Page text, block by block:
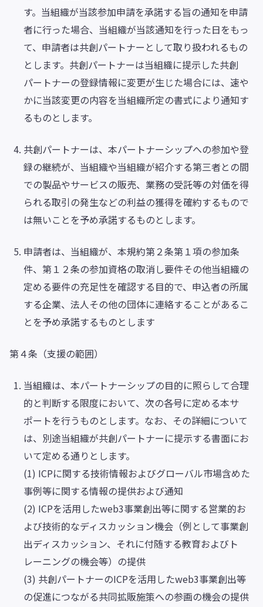
す。当組織が当該参加申請を承諾する旨の通知を申請
者に行った場合、当組織が当該通知を行った日をもっ
て、申請者は共創パートナーとして取り扱われるもの
とします。共創パートナーは当組織に提示した共創
パートナーの登録情報に変更が生じた場合には、速や
かに当該変更の内容を当組織所定の書式により通知す
るものとします。
共創パートナーは、本パートナーシップへの参加や登
録の継続が、当組織や当組織が紹介する第三者との間
での製品やサービスの販売、業務の受託等の対価を得
られる取引の発生などの利益の獲得を確約するもので
は無いことを予め承諾するものとします。
申請者は、当組織が、本規約第２条第１項の参加条
件、第１２条の参加資格の取消し要件その他当組織の
定める要件の充足性を確認する目的で、申込者の所属
する企業、法人その他の団体に連絡することがあるこ
とを予め承諾するものとします
第４条（支援の範囲）
当組織は、本パートナーシップの目的に照らして合理
的と判断する限度において、次の各号に定める本サ
ポートを行うものとします。なお、その詳細について
は、別途当組織が共創パートナーに提示する書面にお
いて定める通りとします。
(1) ICPに関する技術情報およびグローバル市場含めた
事例等に関する情報の提供および通知
(2) ICPを活用したweb3事業創出等に関する営業的お
よび技術的なディスカッション機会（例として事業創
出ディスカッション、それに付随する教育およびト
レーニングの機会等）の提供
(3) 共創パートナーのICPを活用したweb3事業創出等
の促進につながる共同拡販施策への参画の機会の提供